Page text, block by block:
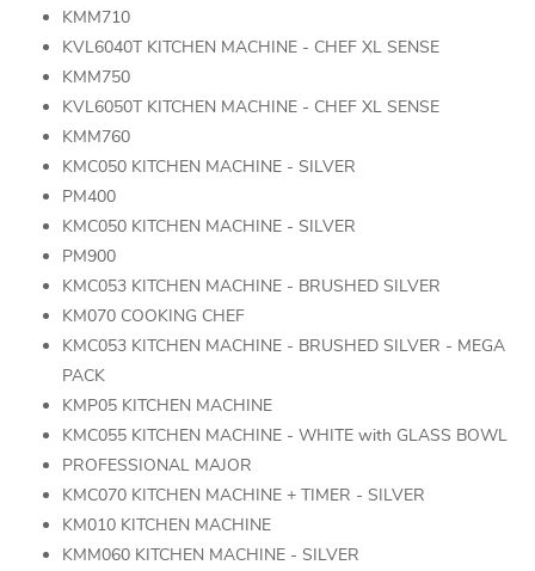
KMM710
KVL6040T KITCHEN MACHINE - CHEF XL SENSE
KMM750
KVL6050T KITCHEN MACHINE - CHEF XL SENSE
KMM760
KMC050 KITCHEN MACHINE - SILVER
PM400
KMC050 KITCHEN MACHINE - SILVER
PM900
KMC053 KITCHEN MACHINE - BRUSHED SILVER
KM070 COOKING CHEF
KMC053 KITCHEN MACHINE - BRUSHED SILVER - MEGA
PACK
KMP05 KITCHEN MACHINE
KMC055 KITCHEN MACHINE - WHITE with GLASS BOWL
PROFESSIONAL MAJOR
KMC070 KITCHEN MACHINE + TIMER - SILVER
KM010 KITCHEN MACHINE
KMM060 KITCHEN MACHINE - SILVER